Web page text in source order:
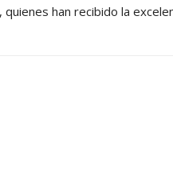
han recibido la